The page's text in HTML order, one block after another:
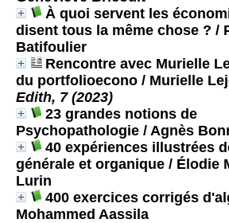
À quoi servent les
disent tous la même chose ? /
Batifoulier
Rencontre avec Murielle
du portfolioecono / Murielle
Edith, 7 (2023)
23 grandes notions de
Psychopathologie / Agnès
40 expériences illustrées
générale et organique / Élodie
Lurin
400 exercices corrigés
Mohammed Aassila